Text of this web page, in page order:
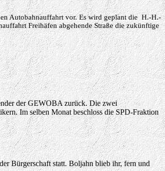
Autobahnauffahrt vor. Es wird geplant die H.-H.-
Freihäfen abgehende Straße die zukünftige
der GEWOBA zurück. Die zwei
Im selben Monat beschloss die SPD-Fraktion
Bürgerschaft statt. Boljahn blieb ihr, fern und